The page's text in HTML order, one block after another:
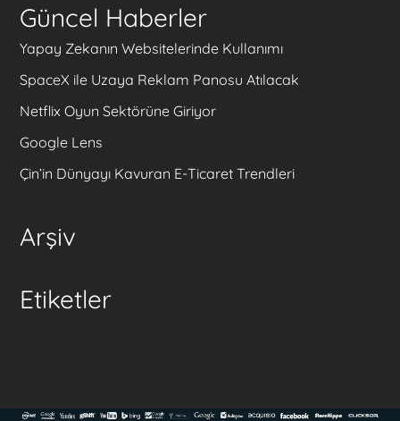
Güncel Haberler
Yapay Zekanın Websitelerinde Kullanımı
SpaceX ile Uzaya Reklam Panosu Atılacak
Netflix Oyun Sektörüne Giriyor
Google Lens
Çin’in Dünyayı Kavuran E-Ticaret Trendleri
Arşiv
Etiketler